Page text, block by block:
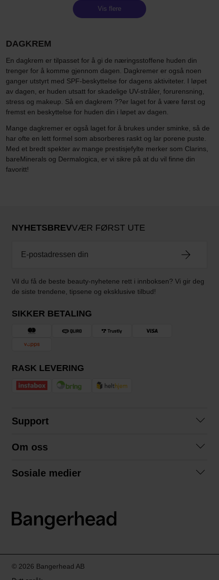
Vis flere
DAGKREM
En dagkrem er tilpasset for å gi de næringsstoffene huden din
trenger for å komme gjennom dagen. Dagkremer er også noen
ganger utstyrt med SPF-beskyttelse for dagens aktiviteter. I løpet
av dagen, er huden utsatt for skadelige UV-stråler, forurensning,
stress og makeup. Så en dagkrem ??er laget for å være først og
fremst en beskyttelse for huden din i løpet av dagen.
Mange dagkremer er også laget for å brukes under sminke, så de
har ofte en lett formel som absorberes raskt og lar porene puste.
Med et bredt spekter av mange prestisjefylte merker som Clarins,
bareMinerals og Dermalogica, er vi sikre på at du vil finne din
favoritt!
NYHETSBREVVÆR FØRST UTE
Vil du få de beste beauty-nyhetene rett i innboksen? Vi gir deg
de siste trendene, tipsene og eksklusive tilbud!
SIKKER BETALING
RASK LEVERING
Support
Kjøpsvilkår
Om oss
Sosiale medier
LinkedIn
© 2026 Bangerhead AB